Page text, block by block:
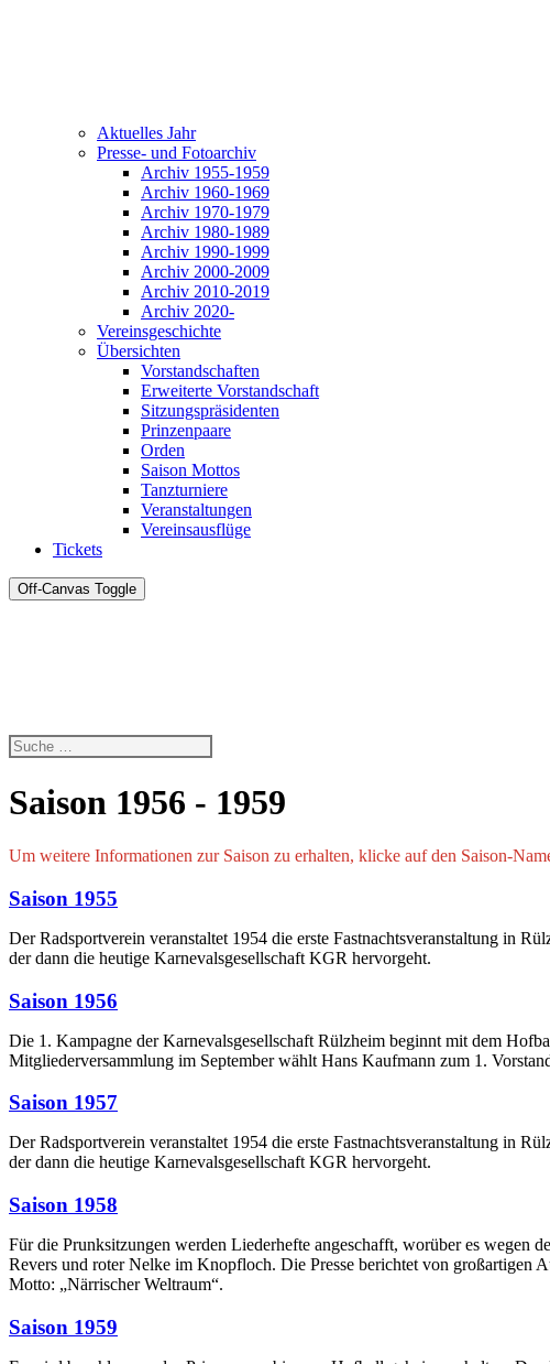
Aktuelles Jahr
Presse- und Fotoarchiv
Archiv 1955-1959
Archiv 1960-1969
Archiv 1970-1979
Archiv 1980-1989
Archiv 1990-1999
Archiv 2000-2009
Archiv 2010-2019
Archiv 2020-
Vereinsgeschichte
Übersichten
Vorstandschaften
Erweiterte Vorstandschaft
Sitzungspräsidenten
Prinzenpaare
Orden
Saison Mottos
Tanzturniere
Veranstaltungen
Vereinsausflüge
Tickets
Off-Canvas Toggle
Saison 1956 - 1959
Um weitere Informationen zur Saison zu erhalten, klicke auf den Saison-
Saison 1955
Der Radsportverein veranstaltet 1954 die erste Fastnachtsveranstaltung in
der dann die heutige Karnevalsgesellschaft KGR hervorgeht.
Saison 1956
Die 1. Kampagne der Karnevalsgesellschaft Rülzheim beginnt mit dem
Mitgliederversammlung im September wählt Hans Kaufmann zum 1.
Saison 1957
Der Radsportverein veranstaltet 1954 die erste Fastnachtsveranstaltung in
der dann die heutige Karnevalsgesellschaft KGR hervorgeht.
Saison 1958
Für die Prunksitzungen werden Liederhefte angeschafft, worüber es wegen
Revers und roter Nelke im Knopfloch. Die Presse berichtet von großartigen
Motto: „Närrischer Weltraum“.
Saison 1959